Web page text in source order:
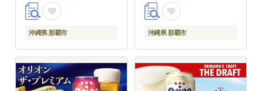
沖縄県 那覇市 沖縄県 那覇市